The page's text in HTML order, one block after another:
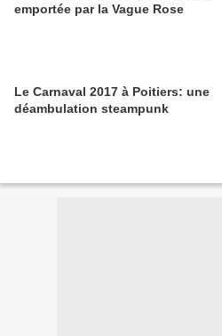
emportée par la Vague Rose
Le Carnaval 2017 à Poitiers: une
déambulation steampunk